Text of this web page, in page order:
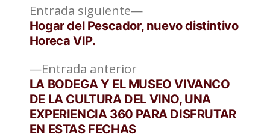
Navegación
de
entradas
Entrada anteriorEntrada
anterior:
LA BODEGA Y EL MUSEO VIVANCO
DE LA CULTURA DEL VINO, UNA
EXPERIENCIA 360 PARA DISFRUTAR
EN ESTAS FECHAS
Entrada siguiente
Entrada
siguiente:
Hogar del Pescador, nuevo distintivo
Horeca VIP.